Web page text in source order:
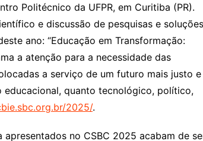
Politécnico da UFPR, em Curitiba (PR).
e discussão de pesquisas e soluções
ano: “Educação em Transformação:
a atenção para a necessidade das
a serviço de um futuro mais justo e
quanto tecnológico, político,
2025/.
no CSBC 2025 acabam de